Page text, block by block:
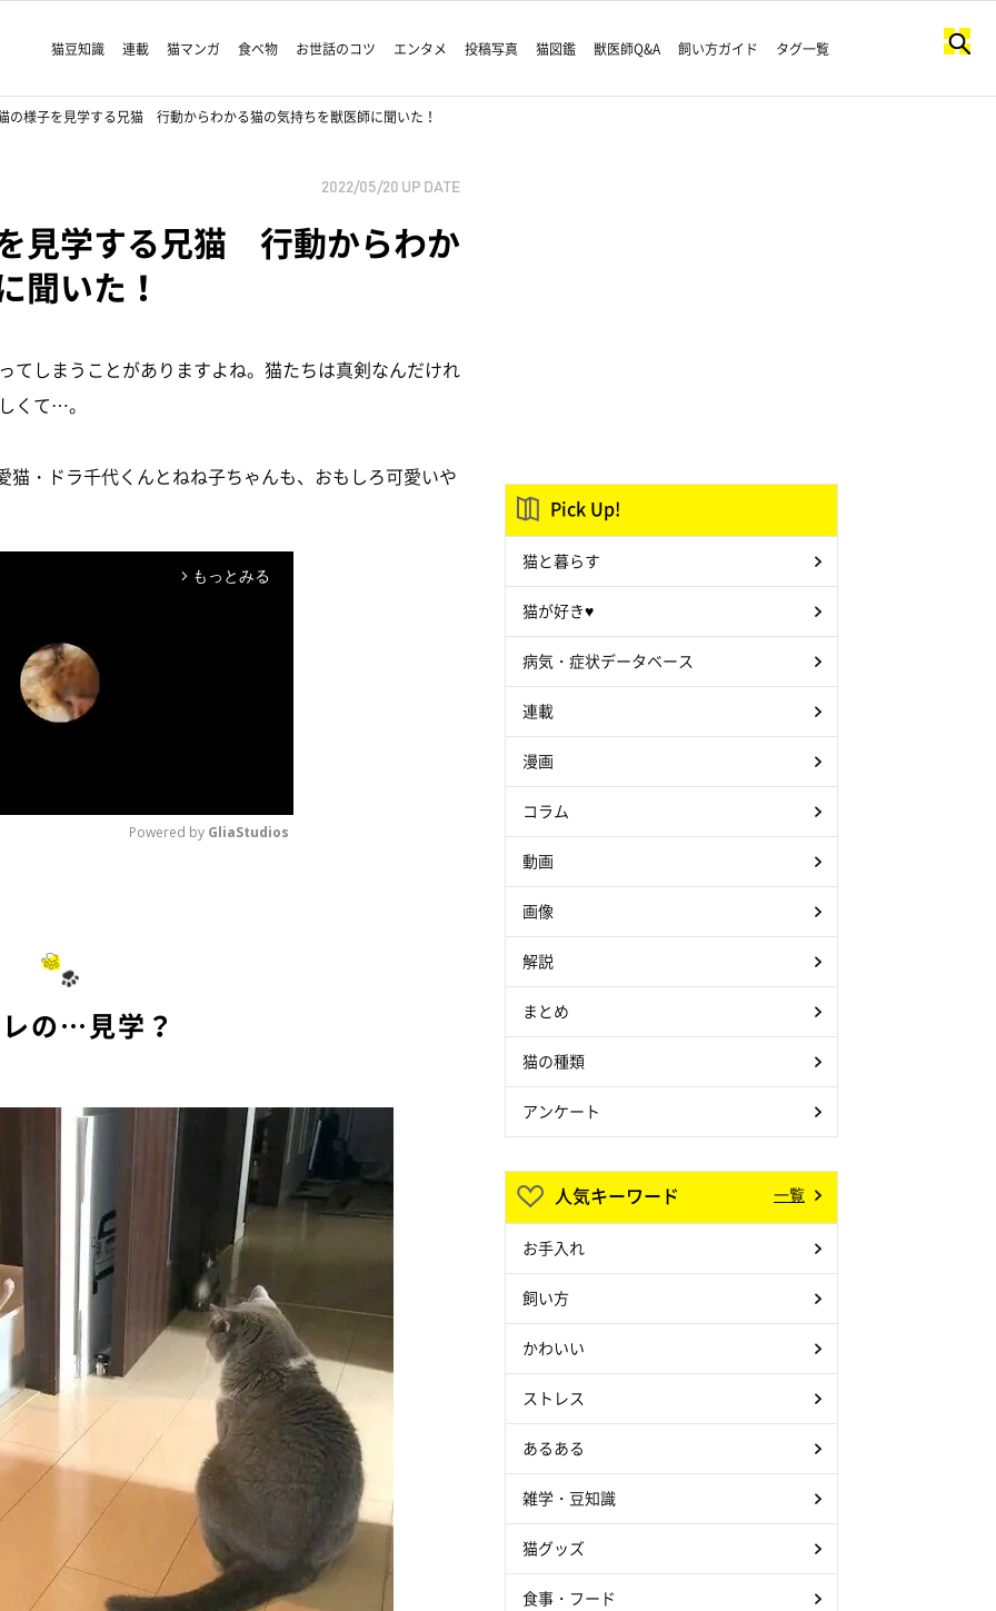
猫豆知識 連載 猫マンガ 食べ物 お世話のコツ エンタメ 投稿写真 猫図鑑 獣医師Q&A 飼い方ガイド タグ一覧
の様子を見学する兄猫 行動からわかる猫の気持ちを獣医師に聞いた！
2022/05/20 UP DATE
見学する兄猫 行動からわか
聞いた！
てしまうことがありますよね。猫たちは真剣なんだけれ
くて…。
猫・ドラ千代くんとねね子ちゃんも、おもしろ可愛いや
arrow_forward_ios もっとみる
Powered by GliaStudios
の…見学？
Pick Up!
猫と暮らす
猫が好き♥
病気・症状データベース
連載
漫画
コラム
動画
画像
解説
まとめ
猫の種類
アンケート
人気キーワード 一覧
お手入れ
飼い方
かわいい
ストレス
あるある
雑学・豆知識
猫グッズ
食事・フード